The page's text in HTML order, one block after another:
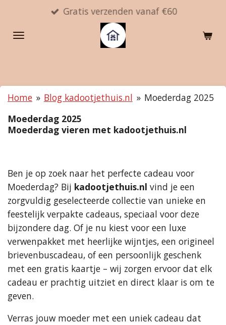
naar
Gratis verzenden vanaf €60
Home » Blog kadootjethuis.nl » Moederdag 2025
Moederdag 2025
Moederdag vieren met kadootjethuis.nl
Ben je op zoek naar het perfecte cadeau voor
Moederdag? Bij kadootjethuis.nl vind je een
zorgvuldig geselecteerde collectie van unieke en
feestelijk verpakte cadeaus, speciaal voor deze
bijzondere dag. Of je nu kiest voor een luxe
verwenpakket met heerlijke wijntjes, een origineel
brievenbuscadeau, of een persoonlijk geschenk
met een gratis kaartje – wij zorgen ervoor dat elk
cadeau er prachtig uitziet en direct klaar is om te
geven.
Verras jouw moeder met een uniek cadeau dat